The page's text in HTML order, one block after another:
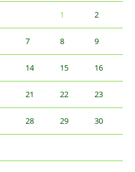
1 2
7 8 9
14 15 16
21 22 23
28 29 30